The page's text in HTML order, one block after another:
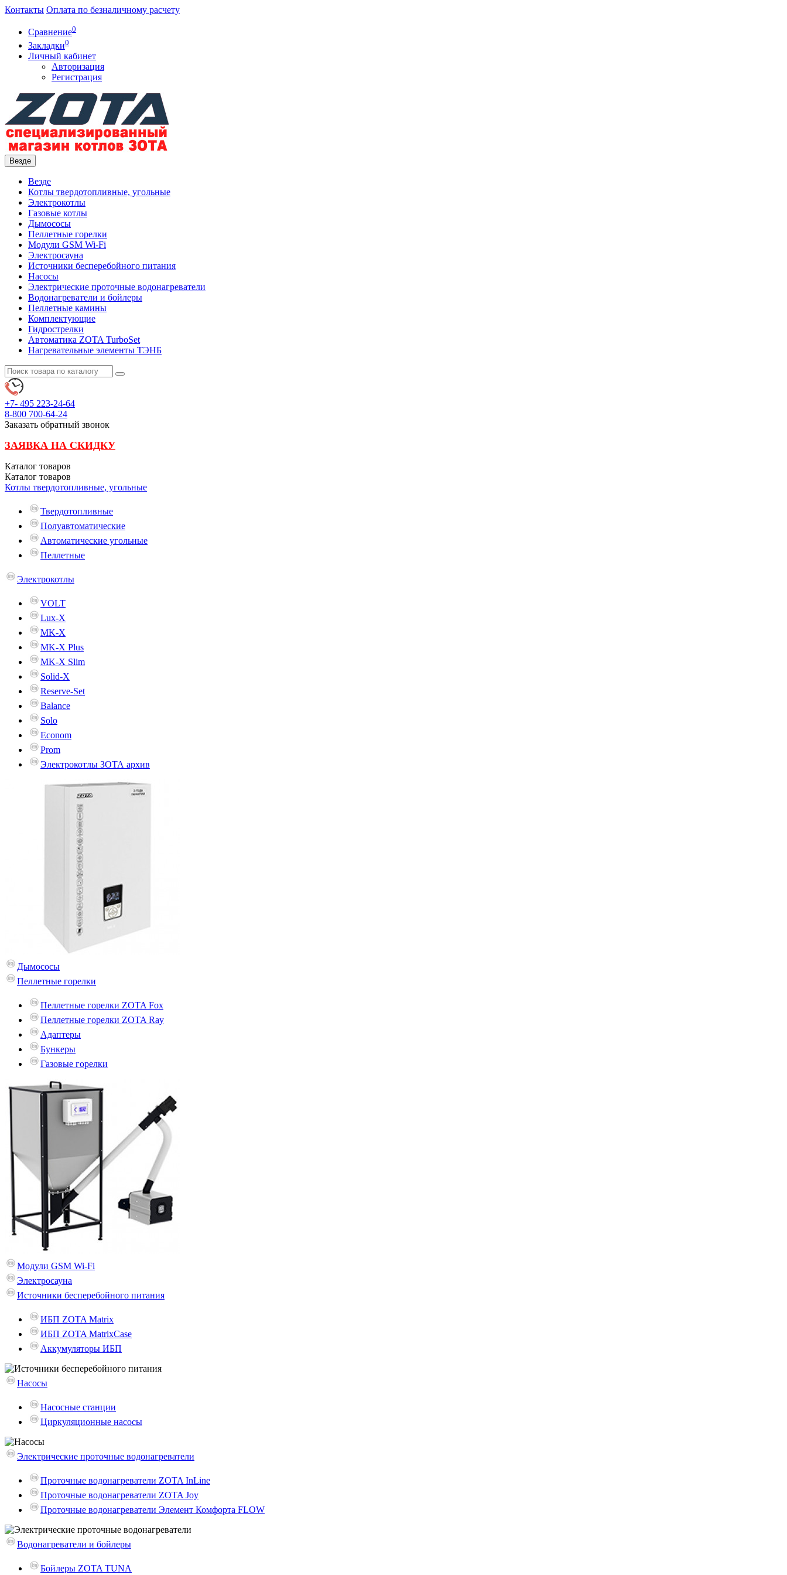
Контакты Оплата по безналичному расчету
Сравнение0
Закладки0
Личный кабинет
Авторизация
Регистрация
Везде
Везде
Котлы твердотопливные, угольные
Электрокотлы
Газовые котлы
Дымососы
Пеллетные горелки
Модули GSM Wi-Fi
Электросауна
Источники бесперебойного питания
Насосы
Электрические проточные водонагреватели
Водонагреватели и бойлеры
Пеллетные камины
Комплектующие
Гидрострелки
Автоматика ZOTA TurboSet
Нагревательные элементы ТЭНБ
+7- 495 223-24-64
8-800 700-64-24
Заказать обратный звонок
ЗАЯВКА НА СКИДКУ
Каталог товаров
Каталог товаров
Котлы твердотопливные, угольные
Твердотопливные
Полуавтоматические
Автоматические угольные
Пеллетные
Электрокотлы
VOLT
Lux-X
MK-X
MK-X Plus
MK-X Slim
Solid-X
Reserve-Set
Balance
Solo
Econom
Prom
Электрокотлы ЗОТА архив
Дымососы
Пеллетные горелки
Пеллетные горелки ZOTA Fox
Пеллетные горелки ZOTA Ray
Адаптеры
Бункеры
Газовые горелки
Модули GSM Wi-Fi
Электросауна
Источники бесперебойного питания
ИБП ZOTA Matrix
ИБП ZOTA MatrixCase
Аккумуляторы ИБП
Насосы
Насосные станции
Циркуляционные насосы
Электрические проточные водонагреватели
Проточные водонагреватели ZOTA InLine
Проточные водонагреватели ZOTA Joy
Проточные водонагреватели Элемент Комфорта FLOW
Водонагреватели и бойлеры
Бойлеры ZOTA TUNA